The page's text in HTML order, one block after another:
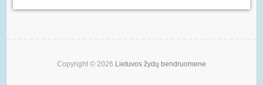
Copyright © 2026 Lietuvos žydų bendruomene